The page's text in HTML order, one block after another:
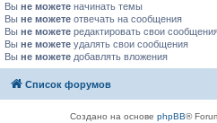
Вы не можете начинать темы
Вы не можете отвечать на сообщения
Вы не можете редактировать свои
Вы не можете удалять свои сообщения
Вы не можете добавлять вложения
Список форумов
Создано на основе phpBB®